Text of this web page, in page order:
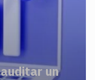
un